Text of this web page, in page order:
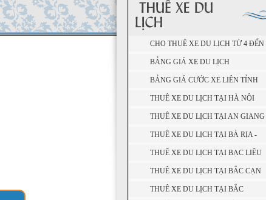
CHO THUÊ XE DU LỊCH TỪ 4 ĐẾN
45 CHỖ
BẢNG GIÁ XE DU LỊCH
BẢNG GIÁ CƯỚC XE LIÊN TỈNH
THUÊ XE DU LỊCH TẠI HÀ NỘI
THUÊ XE DU LỊCH TẠI AN GIANG
THUÊ XE DU LỊCH TẠI BÀ RỊA -
VŨNG TÀU
THUÊ XE DU LỊCH TẠI BẠC LIÊU
THUÊ XE DU LỊCH TẠI BẮC CẠN
THUÊ XE DU LỊCH TẠI BẮC